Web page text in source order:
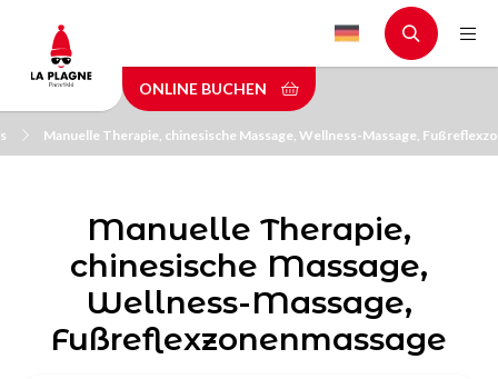
main
content
ONLINE BUCHEN
Manuelle Therapie, chinesische Massage, Wellness-Massage,
Manuelle Therapie,
chinesische Massage,
Wellness-Massage,
Fußreflexzonenmassage